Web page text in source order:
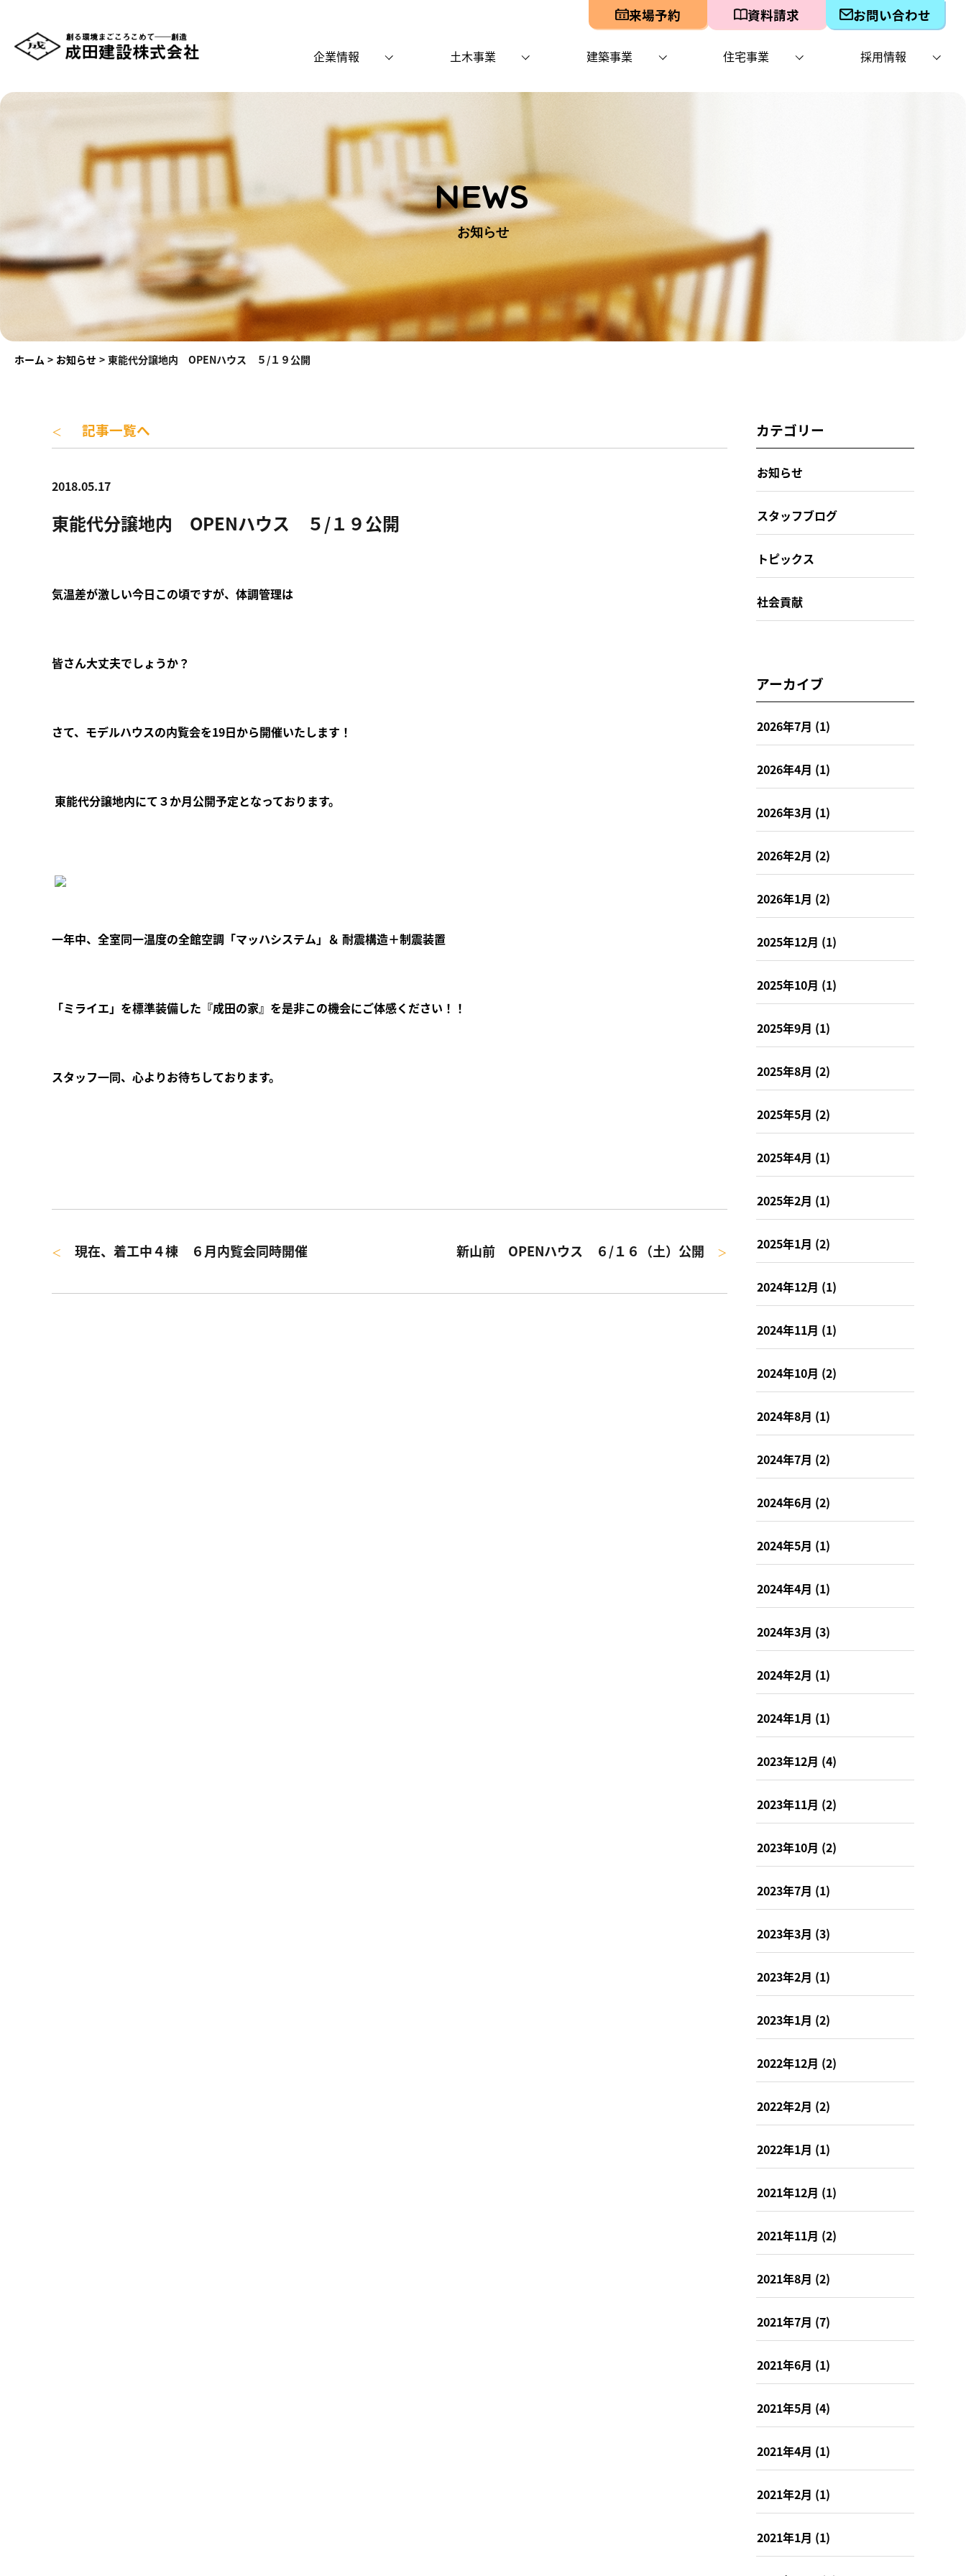
来場予約 資料請求 お問い合わせ
企業情報 土木事業 建築事業 住宅事業 採用情報
NEWS
お知らせ
ホーム > お知らせ > 東能代分譲地内 OPENハウス ５/１９公開
＜ 記事一覧へ
2018.05.17
東能代分譲地内 OPENハウス ５/１９公開
気温差が激しい今日この頃ですが、体調管理は
皆さん大丈夫でしょうか？
さて、モデルハウスの内覧会を19日から開催いたします！
東能代分譲地内にて３か月公開予定となっております。
一年中、全室同一温度の全館空調「マッハシステム」＆ 耐震構造＋制震装置
「ミライエ」を標準装備した『成田の家』を是非この機会にご体感ください！！
スタッフ一同、心よりお待ちしております。
＜ 現在、着工中４棟 ６月内覧会同時開催 新山前 OPENハウス ６/１６（土）公開 ＞
カテゴリー
お知らせ
スタッフブログ
トピックス
社会貢献
アーカイブ
2026年7月 (1)
2026年4月 (1)
2026年3月 (1)
2026年2月 (2)
2026年1月 (2)
2025年12月 (1)
2025年10月 (1)
2025年9月 (1)
2025年8月 (2)
2025年5月 (2)
2025年4月 (1)
2025年2月 (1)
2025年1月 (2)
2024年12月 (1)
2024年11月 (1)
2024年10月 (2)
2024年8月 (1)
2024年7月 (2)
2024年6月 (2)
2024年5月 (1)
2024年4月 (1)
2024年3月 (3)
2024年2月 (1)
2024年1月 (1)
2023年12月 (4)
2023年11月 (2)
2023年10月 (2)
2023年7月 (1)
2023年3月 (3)
2023年2月 (1)
2023年1月 (2)
2022年12月 (2)
2022年2月 (2)
2022年1月 (1)
2021年12月 (1)
2021年11月 (2)
2021年8月 (2)
2021年7月 (7)
2021年6月 (1)
2021年5月 (4)
2021年4月 (1)
2021年2月 (1)
2021年1月 (1)